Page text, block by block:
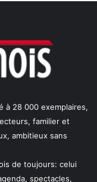
à 28 000 exemplaires,
familier et
ambitieux sans
de toujours: celui
spectacles,